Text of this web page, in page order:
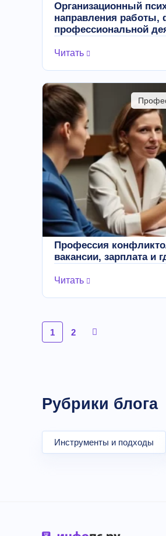
Организационный
направления работы,
профессиональной
Читать
Профессия
вакансии, зарплата и
Читать
1 2
Рубрики блога
Инструменты и подходы